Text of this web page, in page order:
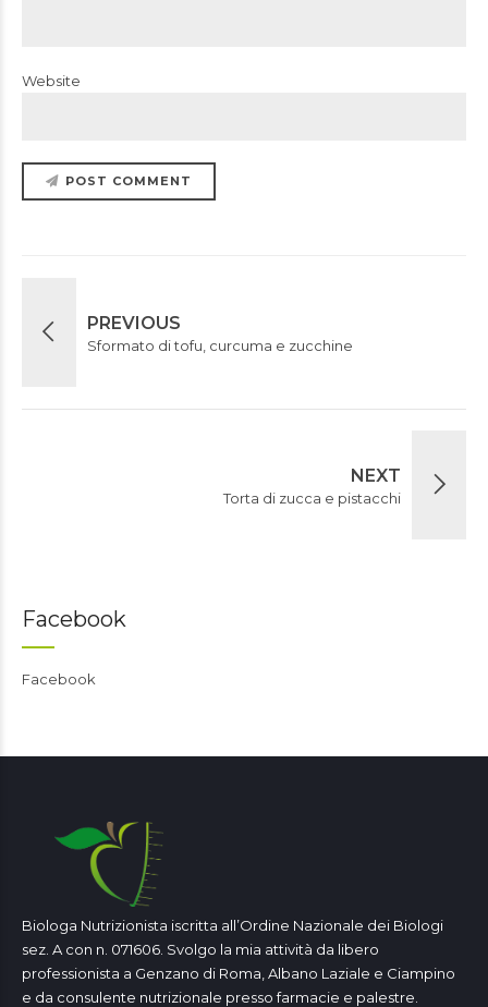
Website
POST COMMENT
PREVIOUS
Sformato di tofu, curcuma e zucchine
NEXT
Torta di zucca e pistacchi
Facebook
Facebook
Biologa Nutrizionista iscritta all’Ordine Nazionale dei Biologi
sez. A con n. 071606. Svolgo la mia attività da libero
professionista a Genzano di Roma, Albano Laziale e Ciampino
e da consulente nutrizionale presso farmacie e palestre.